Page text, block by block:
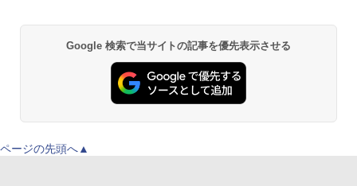
Google 検索で当サイトの記事を優先表示させる
ページの先頭へ▲